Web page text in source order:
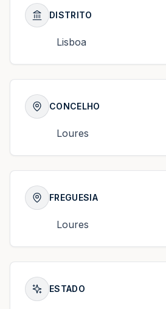
DISTRITO
Lisboa
CONCELHO
Loures
FREGUESIA
Loures
ESTADO